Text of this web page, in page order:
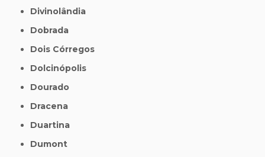
Divinolândia
Dobrada
Dois Córregos
Dolcinópolis
Dourado
Dracena
Duartina
Dumont